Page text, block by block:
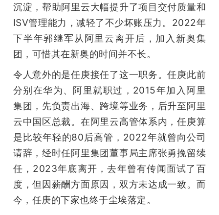
GAIR
题
爱
搞
机
沉淀，帮助阿里云大幅提升了项目交付质量和
ISV管理能力，减轻了不少坏账压力。2022年
下半年郭继军从阿里云离开后，加入新奥集
团，可惜其在新奥的时间并不长。
令人意外的是任庚接任了这一职务。任庚此前
分别在华为、阿里就职过，2015年加入阿里
集团，先负责出海、跨境等业务，后升至阿里
云中国区总裁。在阿里云高管体系内，任庚算
是比较年轻的80后高管，2022年就曾向公司
请辞，经时任阿里集团董事局主席张勇挽留续
任，2023年底离开，去年曾有传闻面试了百
度，但因薪酬方面原因，双方未达成一致。而
今，任庚的下家也终于尘埃落定。